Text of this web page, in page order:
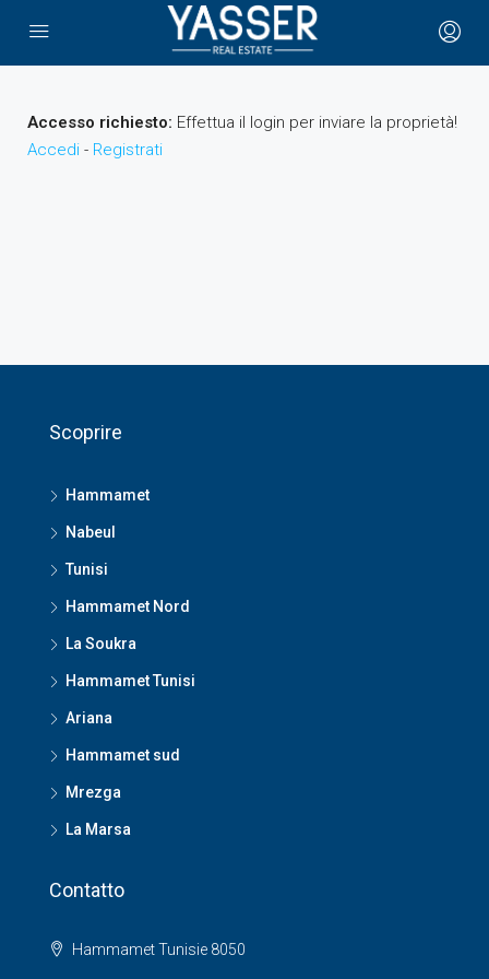
Accesso richiesto: Effettua il login per inviare la proprietà!
Accedi - Registrati
Scoprire
Hammamet
Nabeul
Tunisi
Hammamet Nord
La Soukra
Hammamet Tunisi
Ariana
Hammamet sud
Mrezga
La Marsa
Contatto
Hammamet Tunisie 8050